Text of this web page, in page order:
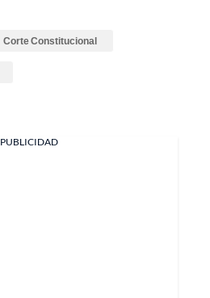
Corte Constitucional
PUBLICIDAD